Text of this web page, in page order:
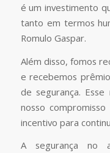
é um investimento
tanto em termos
Romulo Gaspar.
Além disso, fomos
e recebemos
de segurança.
nosso
incentivo para
A segurança no